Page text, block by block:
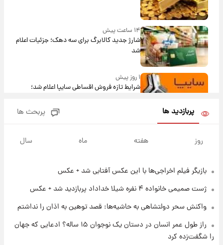
۱۴ ساعت پیش
شارژ جدید کالابرگ برای سه دهک؛ جزئیات اعلام
شد
۱ روز پیش
شرایط تازه فروش اقساطی سایپا اعلام شد؛
قیمت سکه و طلا فردا
۱۹ ساعت پیش
فال قهوه روزانه پنجشنبه ۱۵ مرداد ماه ۱۴۰۵
پربازدید ها پربحث ها
روز هفته ماه سال
بازیگر فیلم اخراجی‌ها با این عکس آفتابی شد + عکس
ژست صمیمی خانواده ۴ نفره شیلا خداداد پربازدید شد + عکس
واکنش سحر دولتشاهی به حاشیه‌ها: قصد توهین به اذان را نداشتم
راز طول عمر انسان در دستان یک نوجوان ۱۵ ساله؟ ادعایی که جهان
را شگفت‌زده کرد